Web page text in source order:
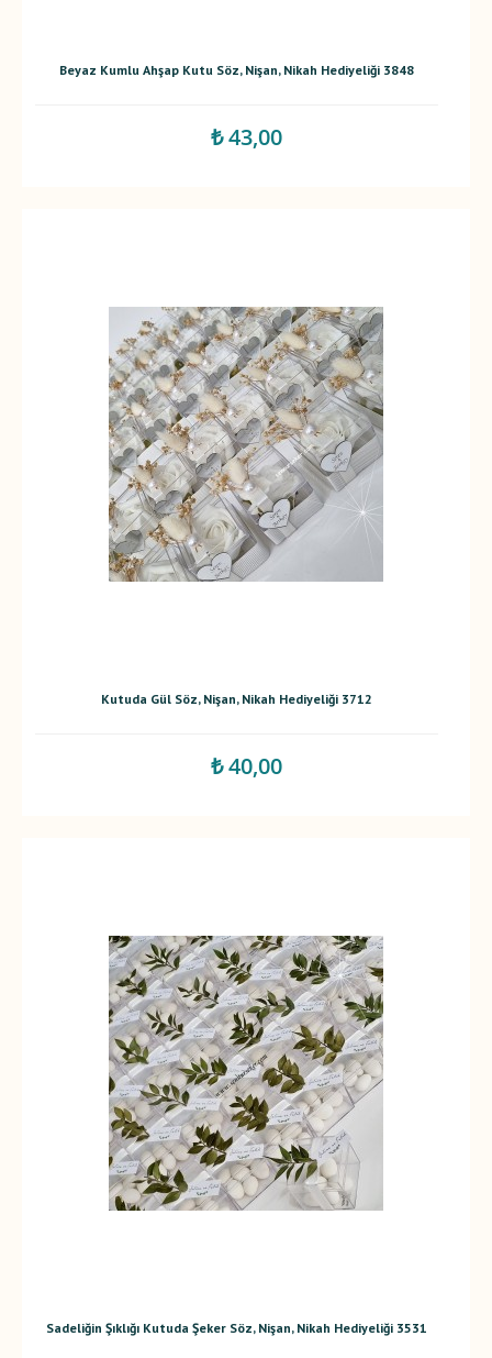
Beyaz Kumlu Ahşap Kutu Söz, Nişan, Nikah Hediyeliği 3848
₺ 43,00
Kutuda Gül Söz, Nişan, Nikah Hediyeliği 3712
₺ 40,00
Sadeliğin Şıklığı Kutuda Şeker Söz, Nişan, Nikah Hediyeliği 3531